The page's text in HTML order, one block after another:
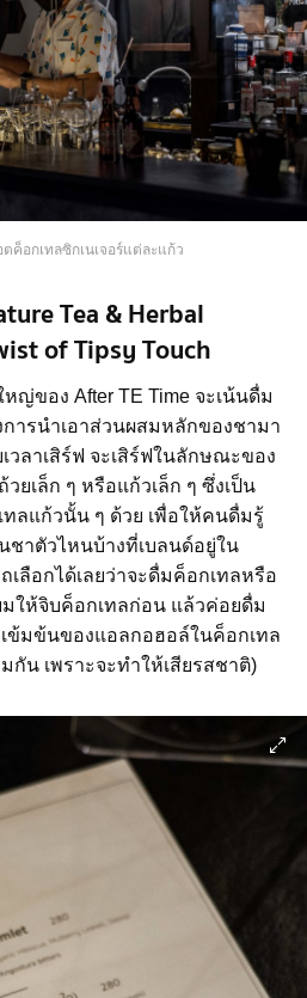
ตค็อกเทลซิกเนเจอร์แต่ละแก้ว
Tea & Herbal
of Tipsy Touch
ญ่ของ After TE Time จะเน้นดื่ม
ารนำเอาส่วนผสมหลักของชามา
วลาเสิร์ฟ จะเสิร์ฟในลักษณะของ
ยเล็ก ๆ หรือแก้วเล็ก ๆ ซึ่งเป็น
ลแก้วนั้น ๆ ด้วย เพื่อให้คนดื่มรู้
ชาตัวไหนบ้างที่เบลนด์อยู่ใน
เลือกได้เลยว่าจะดื่มค็อกเทลหรือ
ให้จิบค็อกเทลก่อน แล้วค่อยดื่ม
ข้มข้นของแอลกอฮอล์ในค็อกเทล
กัน เพราะจะทำให้เสียรสชาติ)